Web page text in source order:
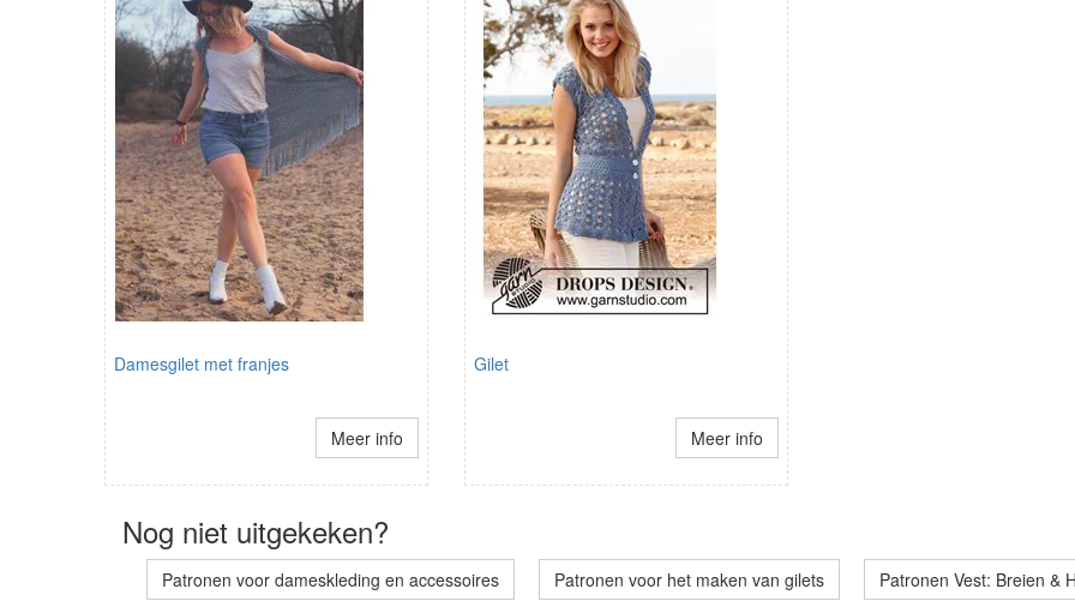
Damesgilet met franjes
Meer info
Gilet
Meer info
Nog niet uitgekeken?
Patronen voor dameskleding en accessoires Patronen voor het maken van gilets Patronen Vest: Breien &